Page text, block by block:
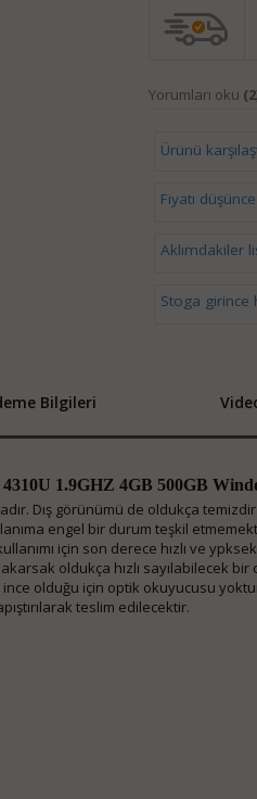
Yorumları oku
Ürünü
Fiyatı
Aklımdakiler
Stoga girince
Bilgileri
1.9GHZ 4GB 500GB
Dış görünümü de oldukça
engel bir durum teşkil
için son derece hızlı ve
oldukça hızlı sayılabilecek
olduğu için optik okuyucusu
teslim edilecektir.